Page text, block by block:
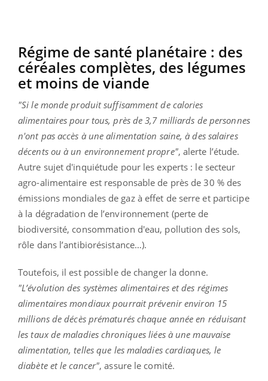
Régime de santé planétaire : des
céréales complètes, des légumes
et moins de viande
"Si le monde produit suffisamment de calories
alimentaires pour tous, près de 3,7 milliards de personnes
n'ont pas accès à une alimentation saine, à des salaires
décents ou à un environnement propre", alerte l’étude.
Autre sujet d'inquiétude pour les experts : le secteur
agro-alimentaire est responsable de près de 30 % des
émissions mondiales de gaz à effet de serre et participe
à la dégradation de l’environnement (perte de
biodiversité, consommation d'eau, pollution des sols,
rôle dans l’antibiorésistance…).
Toutefois, il est possible de changer la donne.
"L’évolution des systèmes alimentaires et des régimes
alimentaires mondiaux pourrait prévenir environ 15
millions de décès prématurés chaque année en réduisant
les taux de maladies chroniques liées à une mauvaise
alimentation, telles que les maladies cardiaques, le
diabète et le cancer", assure le comité.